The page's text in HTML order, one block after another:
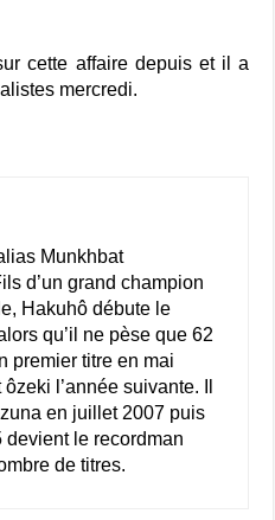
cette affaire depuis et il a
mercredi.
Munkhbat
d’un grand champion
Hakuhô débute le
qu’il ne pèse que 62
premier titre en mai
l’année suivante. Il
en juillet 2007 puis
devient le recordman
de titres.